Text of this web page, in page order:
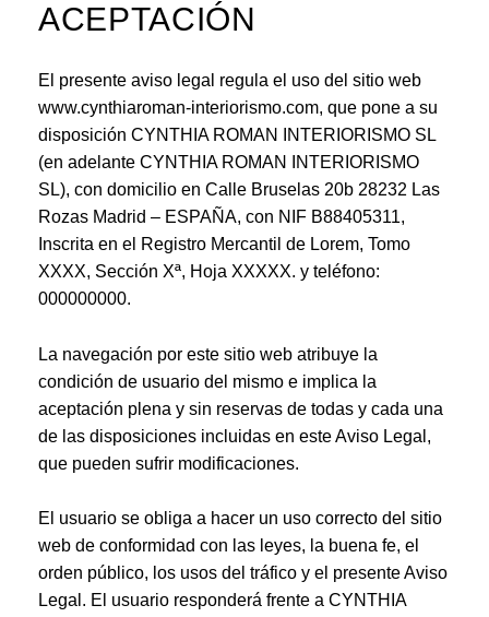
ACEPTACIÓN
El presente aviso legal regula el uso del sitio web
www.cynthiaroman-interiorismo.com, que pone a su
disposición CYNTHIA ROMAN INTERIORISMO SL
(en adelante CYNTHIA ROMAN INTERIORISMO
SL), con domicilio en Calle Bruselas 20b 28232 Las
Rozas Madrid – ESPAÑA, con NIF B88405311,
Inscrita en el Registro Mercantil de Lorem, Tomo
XXXX, Sección Xª, Hoja XXXXX. y teléfono:
000000000.
La navegación por este sitio web atribuye la
condición de usuario del mismo e implica la
aceptación plena y sin reservas de todas y cada una
de las disposiciones incluidas en este Aviso Legal,
que pueden sufrir modificaciones.
El usuario se obliga a hacer un uso correcto del sitio
web de conformidad con las leyes, la buena fe, el
orden público, los usos del tráfico y el presente Aviso
Legal. El usuario responderá frente a CYNTHIA